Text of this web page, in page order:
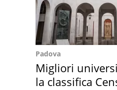
Padova
Migliori
la classifica